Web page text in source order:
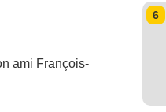
ami François-
6